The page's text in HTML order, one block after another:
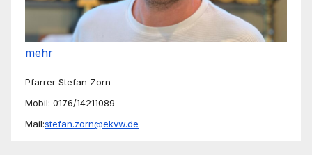
mehr
Pfarrer Stefan Zorn
Mobil: 0176/14211089
Mail:stefan.zorn@ekvw.de